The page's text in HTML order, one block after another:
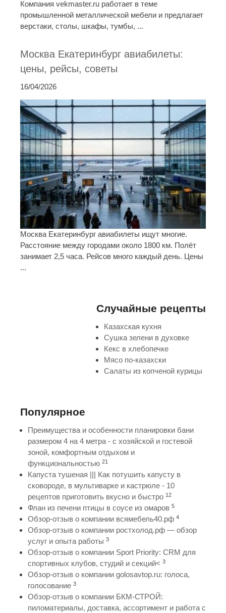
Компания vekmaster.ru работает в теме
промышленной металлической мебели и предлагает
верстаки, столы, шкафы, тумбы, ...
Москва Екатеринбург авиабилеты:
цены, рейсы, советы
16/04/2026
Москва Екатеринбург авиабилеты ищут многие.
Расстояние между городами около 1800 км. Полёт
занимает 2,5 часа. Рейсов много каждый день. Цены
...
Случайные рецепты
Казахская кухня
Сушка зелени в духовке
Кекс в хлебопечке
Мясо по-казахски
Салаты из копченой курицы
Популярное
Преимущества и особенности планировки бани
размером 4 на 4 метра - с хозяйской и гостевой
зоной, комфортным отдыхом и
функциональностью 21
Капуста тушеная ||| Как потушить капусту в
сковороде, в мультиварке и кастрюле - 10
рецептов приготовить вкусно и быстро 12
Флан из печени птицы в соусе из омаров 5
Обзор-отзыв о компании всямебель40.рф 4
Обзор-отзыв о компании ростхолод.рф — обзор
услуг и опыта работы 3
Обзор-отзыв о компании Sport Priority: CRM для
спортивных клубов, студий и секций< 3
Обзор-отзыв о компании golosavtop.ru: голоса,
голосование 3
Обзор-отзыв о компании БКМ-СТРОЙ:
пиломатериалы, доставка, ассортимент и работа с